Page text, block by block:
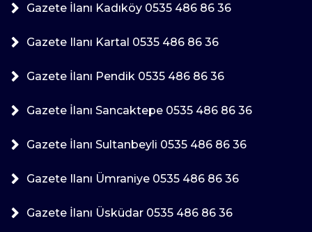
Gazete İlanı Kadıköy 0535 486 86 36
Gazete Ilanı Kartal 0535 486 86 36
Gazete İlanı Pendik 0535 486 86 36
Gazete İlanı Sancaktepe 0535 486 86 36
Gazete İlanı Sultanbeyli 0535 486 86 36
Gazete Ilanı Ümraniye 0535 486 86 36
Gazete İlanı Üsküdar 0535 486 86 36